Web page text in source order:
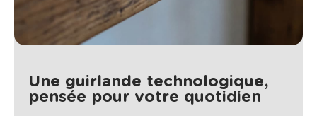
Une guirlande technologique,
pensée pour votre quotidien